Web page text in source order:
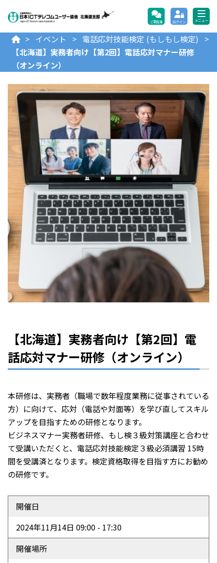
公益財団法人日本ICTテレ
ご意見等 ログイン メニュー
> イベント > 電話応対技能検定 (もしもし検定)
>
【北海道】実務者向け【第2回】電話応対マナー研修
（オンライン）
【北海道】実務者向け【第2回】電
話応対マナー研修（オンライン）
本研修は、実務者（職場で数年程度業務に従事されている
方）に向けて、応対（電話や対面等）を学び直してスキル
アップを目指すための研修となります。
ビジネスマナー実務者研修、もし検３級対策講座と合わせ
て受講いただくと、電話応対技能検定３級必須講習 15時
間を受講済となります。検定資格取得を目指す方にお勧め
の研修です。
開催日
2024年11月14日 09:00 - 17:30
開催場所